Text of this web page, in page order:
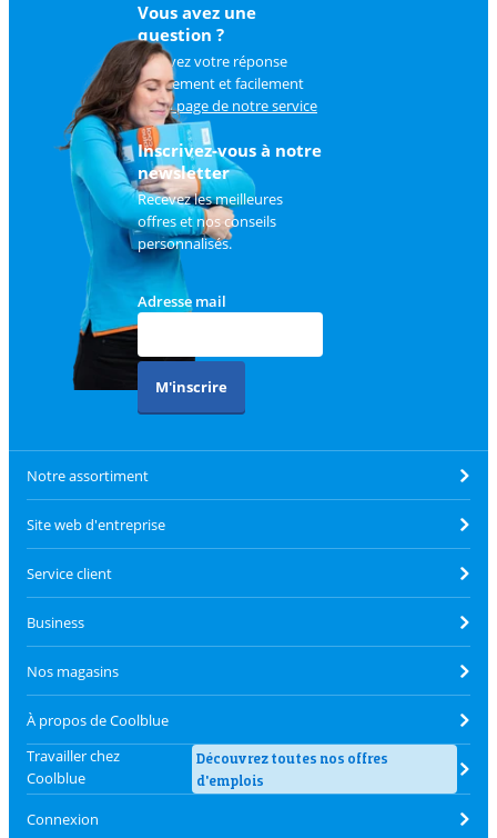
Vous avez une
question ?
Trouvez votre réponse
rapidement et facilement
surla page de notre service
client.
Inscrivez-vous à notre
newsletter
Recevez les meilleures
offres et nos conseils
personnalisés.
Adresse mail
M'inscrire
Notre assortiment
Site web d'entreprise
Service client
Business
Nos magasins
À propos de Coolblue
Travailler chez
Coolblue
Découvrez toutes nos offres
d'emplois
Connexion